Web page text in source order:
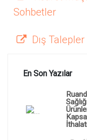
Sohbetler
Dış
En Son Yazılar